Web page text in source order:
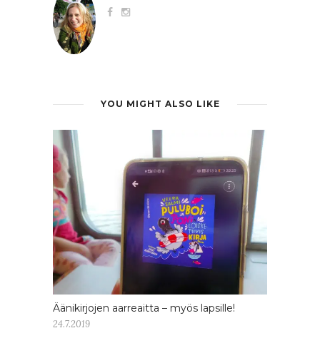
YOU MIGHT ALSO LIKE
Äänikirjojen aarreaitta – myös lapsille!
24.7.2019